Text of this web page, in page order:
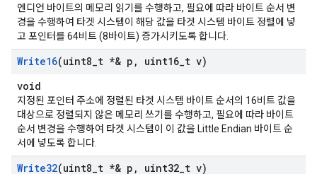
엔디언 바이트의 메모리 읽기를 수행하고, 필요에 따라 바이트 순서 변
경을 수행하여 타겟 시스템이 해당 값을 타겟 시스템 바이트 정렬에 넣
고 포인터를 64비트 (8바이트) 증가시키도록 합니다.
Write16(uint8 t *& p , uint16 t v)
void
지정된 포인터 주소에 정렬된 타겟 시스템 바이트 순서의 16비트 값을
대상으로 정렬되지 않은 메모리 쓰기를 수행하고, 필요에 따라 바이트
순서 변경을 수행하여 타겟 시스템이 이 값을 Little Endian 바이트 순
서에 넣도록 합니다.
Write32(uint8 t *& p , uint32 t v)